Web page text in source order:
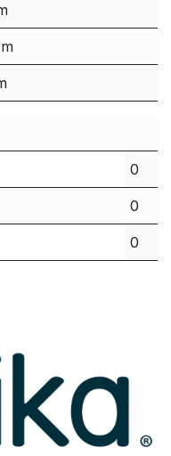
0
0
0